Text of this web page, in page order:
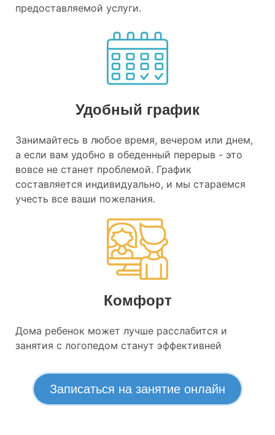
предоставляемой услуги.
Удобный график
Занимайтесь в любое время, вечером или днем,
а если вам удобно в обеденный перерыв - это
вовсе не станет проблемой. График
составляется индивидуально, и мы стараемся
учесть все ваши пожелания.
Комфорт
Дома ребенок может лучше расслабится и
занятия с логопедом станут эффективней
Записаться на занятие онлайн